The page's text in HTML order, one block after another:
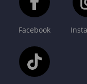
Facebook